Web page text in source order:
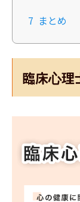
7 まとめ
臨床心理